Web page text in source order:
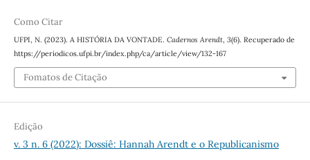
Como Citar
UFPI, N. (2023). A HISTÓRIA DA VONTADE. Cadernos Arendt, 3(6). Recuperado de
https://periodicos.ufpi.br/index.php/ca/article/view/132-167
Fomatos de Citação
Edição
v. 3 n. 6 (2022): Dossiê: Hannah Arendt e o Republicanismo